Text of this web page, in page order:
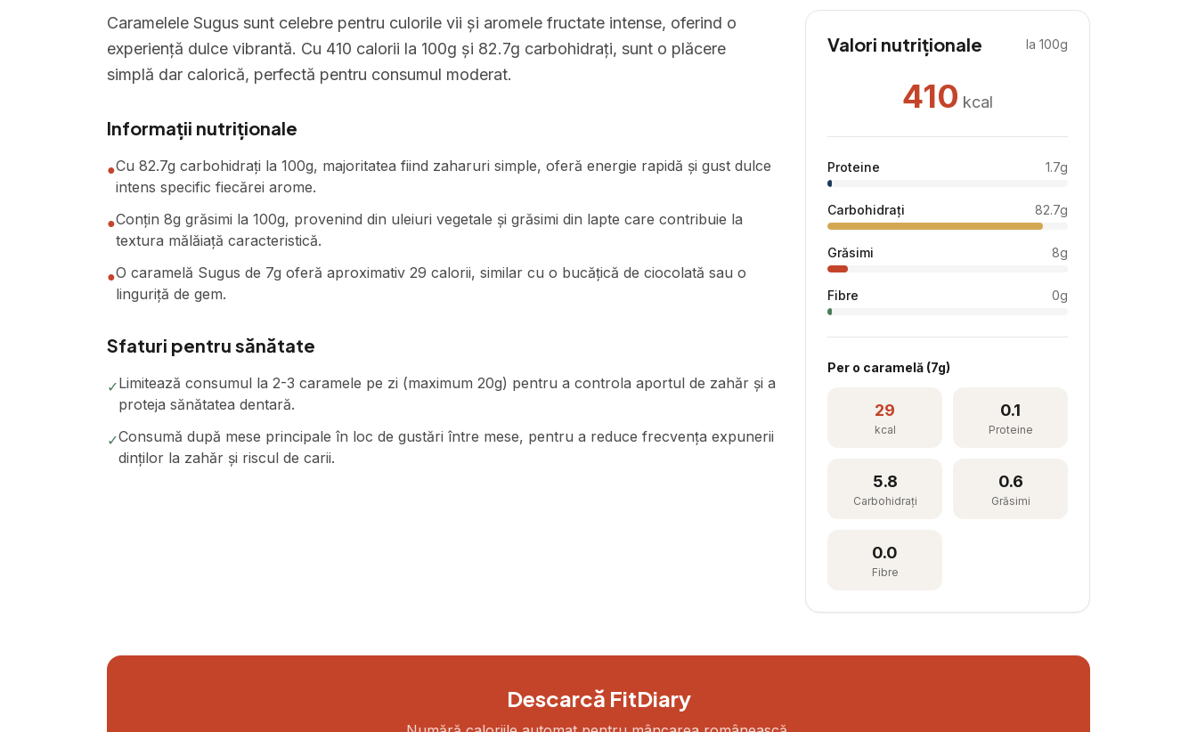
Caramelele Sugus sunt celebre pentru culorile vii și aromele fructate intense, oferind o
experiență dulce vibrantă. Cu 410 calorii la 100g și 82.7g carbohidrați, sunt o plăcere
simplă dar calorică, perfectă pentru consumul moderat.
Informații nutriționale
●Cu 82.7g carbohidrați la 100g, majoritatea fiind zaharuri simple, oferă energie rapidă și gust dulce
intens specific fiecărei arome.
●Conțin 8g grăsimi la 100g, provenind din uleiuri vegetale și grăsimi din lapte care contribuie la
textura mălăiață caracteristică.
●O caramelă Sugus de 7g oferă aproximativ 29 calorii, similar cu o bucățică de ciocolată sau o
linguriță de gem.
Sfaturi pentru sănătate
✓Limitează consumul la 2-3 caramele pe zi (maximum 20g) pentru a controla aportul de zahăr și a
proteja sănătatea dentară.
✓Consumă după mese principale în loc de gustări între mese, pentru a reduce frecvența expunerii
dinților la zahăr și riscul de carii.
Valori nutriționale la 100g
410 kcal
Proteine 1.7g
Carbohidrați 82.7g
Grăsimi 8g
Fibre 0g
Per o caramelă (7g)
29
kcal
0.1
Proteine
5.8
Carbohidrați
0.6
Grăsimi
0.0
Fibre
Descarcă FitDiary